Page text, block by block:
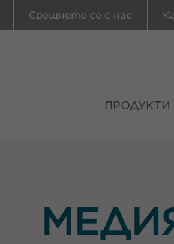
Срещнете се с нас
ПРОДУКТИ